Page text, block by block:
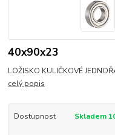
40x90x23
LOŽISKO KULIČKOVÉ
celý popis
Dostupnost Skladem